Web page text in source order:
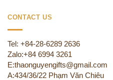
CONTACT US
Tel: +84-28-6289 2636
Zalo:+84 6994 3261
E:thaonguyengifts@gmail.com
A:434/36/22 Phạm Văn Chiêu